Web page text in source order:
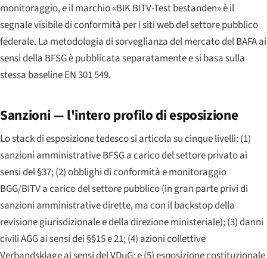
monitoraggio, e il marchio «BIK BITV-Test bestanden» è il
segnale visibile di conformità per i siti web del settore pubblico
federale. La metodologia di sorveglianza del mercato del BAFA ai
sensi della BFSG è pubblicata separatamente e si basa sulla
stessa baseline EN 301 549.
Sanzioni — l'intero profilo di esposizione
Lo stack di esposizione tedesco si articola su cinque livelli: (1)
sanzioni amministrative BFSG a carico del settore privato ai
sensi del §37; (2) obblighi di conformità e monitoraggio
BGG/BITV a carico del settore pubblico (in gran parte privi di
sanzioni amministrative dirette, ma con il backstop della
revisione giurisdizionale e della direzione ministeriale); (3) danni
civili AGG ai sensi dei §§15 e 21; (4) azioni collettive